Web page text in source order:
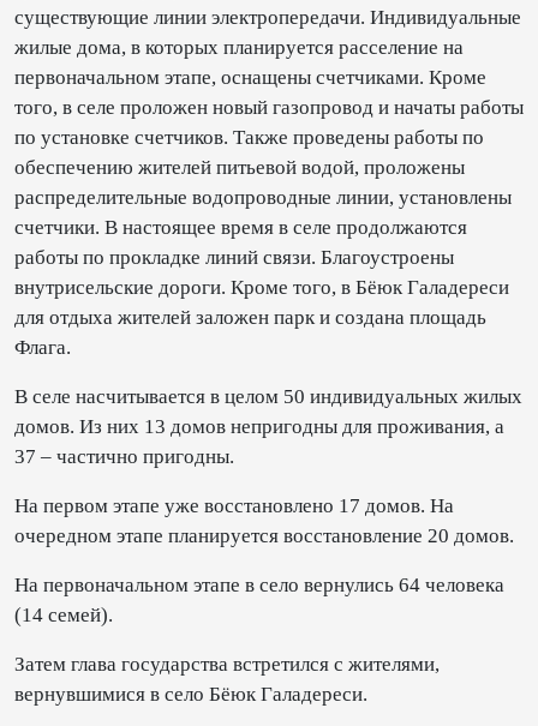
существующие линии электропередачи. Индивидуальные
жилые дома, в которых планируется расселение на
первоначальном этапе, оснащены счетчиками. Кроме
того, в селе проложен новый газопровод и начаты работы
по установке счетчиков. Также проведены работы по
обеспечению жителей питьевой водой, проложены
распределительные водопроводные линии, установлены
счетчики. В настоящее время в селе продолжаются
работы по прокладке линий связи. Благоустроены
внутрисельские дороги. Кроме того, в Бёюк Галадереси
для отдыха жителей заложен парк и создана площадь
Флага.
В селе насчитывается в целом 50 индивидуальных жилых
домов. Из них 13 домов непригодны для проживания, а
37 – частично пригодны.
На первом этапе уже восстановлено 17 домов. На
очередном этапе планируется восстановление 20 домов.
На первоначальном этапе в село вернулись 64 человека
(14 семей).
Затем глава государства встретился с жителями,
вернувшимися в село Бёюк Галадереси.